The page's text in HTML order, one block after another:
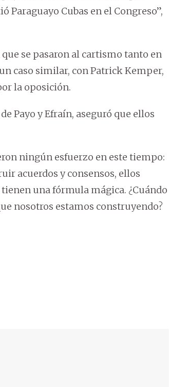
Paraguayo Cubas en el Congreso”,
se pasaron al cartismo tanto en
caso similar, con Patrick Kemper,
la oposición.
Payo y Efraín, aseguró que ellos
ningún esfuerzo en este tiempo:
acuerdos y consensos, ellos
una fórmula mágica. ¿Cuándo
nosotros estamos construyendo?